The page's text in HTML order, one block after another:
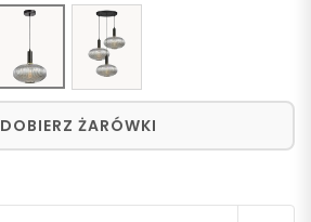
DOBIERZ ŻARÓWKI